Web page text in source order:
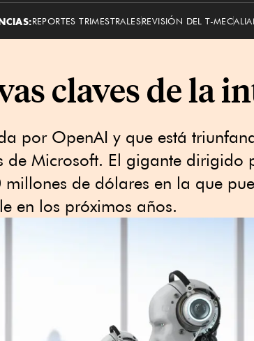
REPORTES TRIMESTRALESREVISIÓN DEL T-MEC
claves de la
por OpenAI y que está
de Microsoft. El gigante dirigido
de dólares en la que
en los próximos años.